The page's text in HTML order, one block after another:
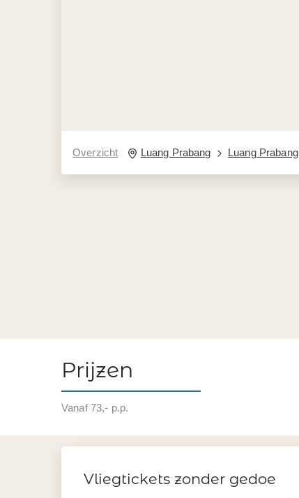
Overzicht Luang Prabang Luang Prabang
Prijzen
Vanaf 73,- p.p.
Vliegtickets zonder gedoe